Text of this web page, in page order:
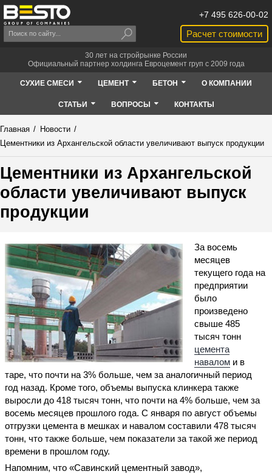
Расчет стоимости
+7 495 626-00-02
30 лет на стройрынке России
Официальный партнер холдинга Евроцемент груп с 2009 года
СУХИЕ СМЕСИ ЦЕМЕНТ БЕТОН О КОМПАНИИ
СТАТЬИ ВОПРОСЫ КОНТАКТЫ
Главная / Новости /
Цементники из Архангельской области увеличивают выпуск продукции
Цементники из Архангельской
области увеличивают выпуск
продукции
За восемь
месяцев
текущего года на
предприятии
было
произведено
свыше 485
тысяч тонн
цемента
навалом и в
таре, что почти на 3% больше, чем за аналогичный период
год назад. Кроме того, объемы выпуска клинкера также
выросли до 418 тысяч тонн, что почти на 4% больше, чем за
восемь месяцев прошлого года. С января по август объемы
отгрузки цемента в мешках и навалом составили 478 тысяч
тонн, что также больше, чем показатели за такой же период
времени в прошлом году.
Напомним, что «Савинский цементный завод»,